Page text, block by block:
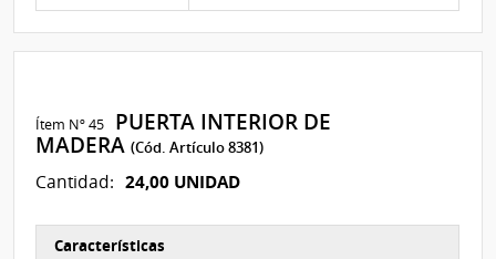
Ítem Nº 45
PUERTA INTERIOR DE
MADERA(Cód. Artículo 8381)
Cantidad: 24,00 UNIDAD
Características